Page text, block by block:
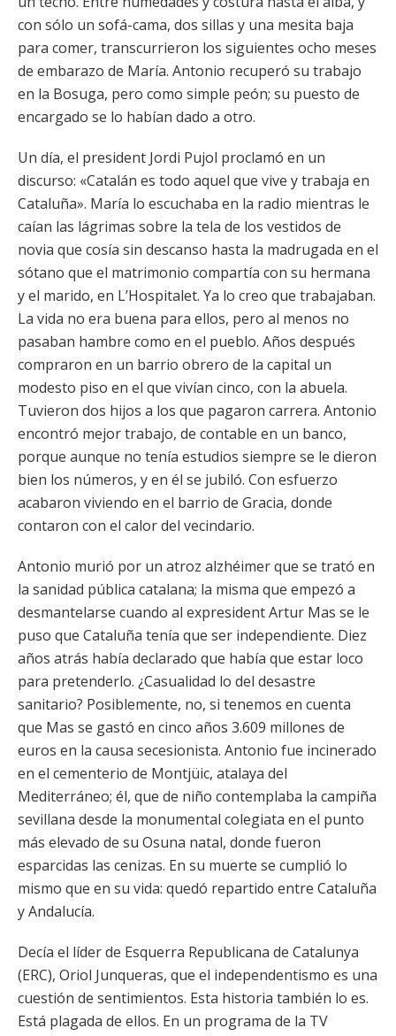
con sólo un sofá-cama, dos sillas y una mesita baja
para comer, transcurrieron los siguientes ocho meses
de embarazo de María. Antonio recuperó su trabajo
en la Bosuga, pero como simple peón; su puesto de
encargado se lo habían dado a otro.
Un día, el president Jordi Pujol proclamó en un
discurso: «Catalán es todo aquel que vive y trabaja en
Cataluña». María lo escuchaba en la radio mientras le
caían las lágrimas sobre la tela de los vestidos de
novia que cosía sin descanso hasta la madrugada en el
sótano que el matrimonio compartía con su hermana
y el marido, en L’Hospitalet. Ya lo creo que trabajaban.
La vida no era buena para ellos, pero al menos no
pasaban hambre como en el pueblo. Años después
compraron en un barrio obrero de la capital un
modesto piso en el que vivían cinco, con la abuela.
Tuvieron dos hijos a los que pagaron carrera. Antonio
encontró mejor trabajo, de contable en un banco,
porque aunque no tenía estudios siempre se le dieron
bien los números, y en él se jubiló. Con esfuerzo
acabaron viviendo en el barrio de Gracia, donde
contaron con el calor del vecindario.
Antonio murió por un atroz alzhéimer que se trató en
la sanidad pública catalana; la misma que empezó a
desmantelarse cuando al expresident Artur Mas se le
puso que Cataluña tenía que ser independiente. Diez
años atrás había declarado que había que estar loco
para pretenderlo. ¿Casualidad lo del desastre
sanitario? Posiblemente, no, si tenemos en cuenta
que Mas se gastó en cinco años 3.609 millones de
euros en la causa secesionista. Antonio fue incinerado
en el cementerio de Montjüic, atalaya del
Mediterráneo; él, que de niño contemplaba la campiña
sevillana desde la monumental colegiata en el punto
más elevado de su Osuna natal, donde fueron
esparcidas las cenizas. En su muerte se cumplió lo
mismo que en su vida: quedó repartido entre Cataluña
y Andalucía.
Decía el líder de Esquerra Republicana de Catalunya
(ERC), Oriol Junqueras, que el independentismo es una
cuestión de sentimientos. Esta historia también lo es.
Está plagada de ellos. En un programa de la TV